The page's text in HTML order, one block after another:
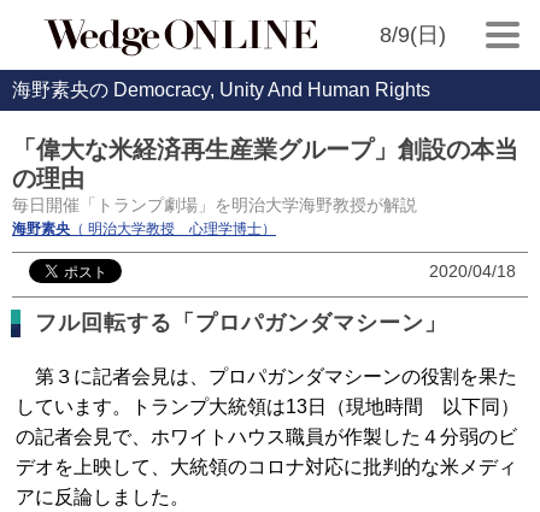
8/9(日)
海野素央の Democracy, Unity And Human Rights
「偉大な米経済再生産業グループ」創設の本当
の理由
毎日開催「トランプ劇場」を明治大学海野教授が解説
海野素央 （ 明治大学教授 心理学博士）
2020/04/18
フル回転する「プロパガンダマシーン」
第３に記者会見は、プロパガンダマシーンの役割を果た
しています。トランプ大統領は13日（現地時間 以下同）
の記者会見で、ホワイトハウス職員が作製した４分弱のビ
デオを上映して、大統領のコロナ対応に批判的な米メディ
アに反論しました。